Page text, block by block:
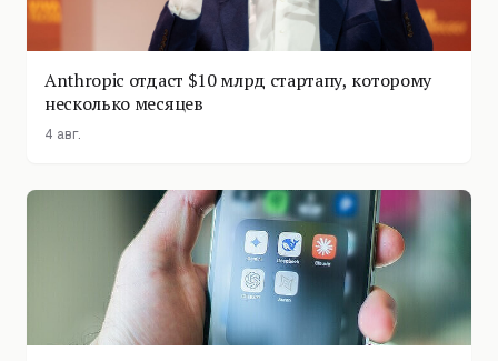
Anthropic отдаст $10 млрд стартапу, которому
несколько месяцев
4 авг.